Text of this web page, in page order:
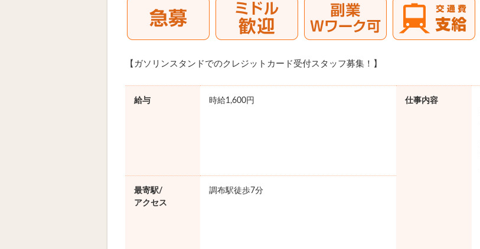
【ガソリンスタンドでのクレジットカード受付スタッフ募集！】
給与 時給1,600円 仕事内容
最寄駅/
アクセス
調布駅徒歩7分